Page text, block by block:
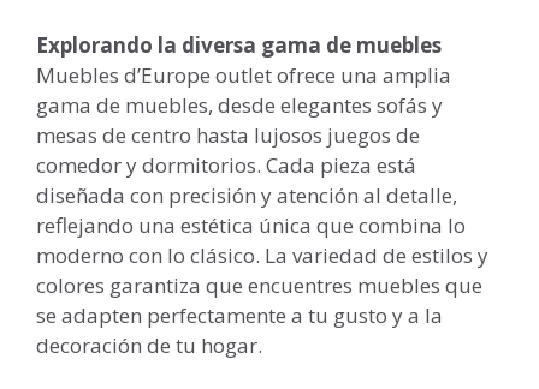
Explorando la diversa gama de muebles
Muebles d’Europe outlet ofrece una amplia
gama de muebles, desde elegantes sofás y
mesas de centro hasta lujosos juegos de
comedor y dormitorios. Cada pieza está
diseñada con precisión y atención al detalle,
reflejando una estética única que combina lo
moderno con lo clásico. La variedad de estilos y
colores garantiza que encuentres muebles que
se adapten perfectamente a tu gusto y a la
decoración de tu hogar.